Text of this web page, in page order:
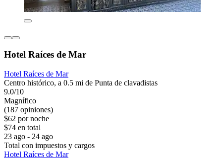
Hotel Raíces de Mar
Hotel Raíces de Mar
Centro histórico, a 0.5 mi de Punta de clavadistas
9.0/10
Magnífico
(187 opiniones)
$62 por noche
$74 en total
23 ago - 24 ago
Total con impuestos y cargos
Hotel Raíces de Mar